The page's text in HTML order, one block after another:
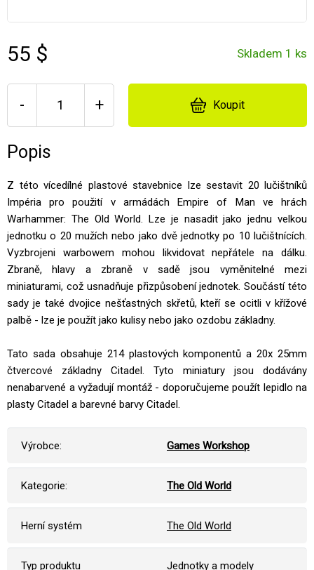
55 $ Skladem 1 ks
- + Koupit
Popis
Z této vícedílné plastové stavebnice lze sestavit 20 lučištníků
Impéria pro použití v armádách Empire of Man ve hrách
Warhammer: The Old World. Lze je nasadit jako jednu velkou
jednotku o 20 mužích nebo jako dvě jednotky po 10 lučištnících.
Vyzbrojeni warbowem mohou likvidovat nepřátele na dálku.
Zbraně, hlavy a zbraně v sadě jsou vyměnitelné mezi
miniaturami, což usnadňuje přizpůsobení jednotek. Součástí této
sady je také dvojice nešťastných skřetů, kteří se ocitli v křížové
palbě - lze je použít jako kulisy nebo jako ozdobu základny.
Tato sada obsahuje 214 plastových komponentů a 20x 25mm
čtvercové základny Citadel. Tyto miniatury jsou dodávány
nenabarvené a vyžadují montáž - doporučujeme použít lepidlo na
plasty Citadel a barevné barvy Citadel.
Výrobce: Games Workshop
Kategorie: The Old World
Herní systém The Old World
Typ produktu Jednotky a modely